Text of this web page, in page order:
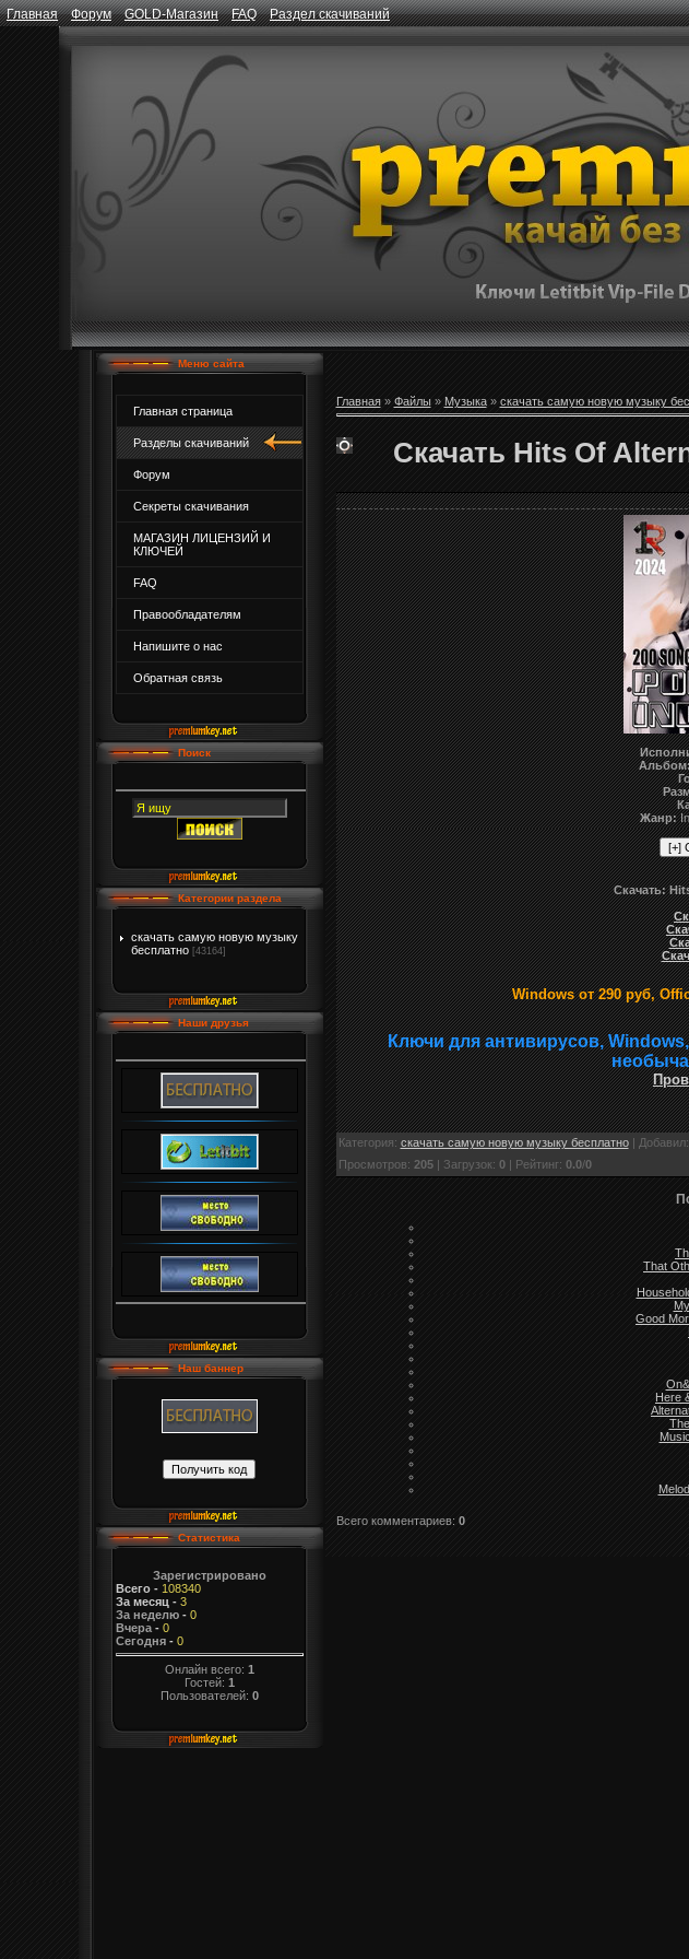
Главная Форум GOLD-Магазин FAQ Раздел скачиваний
Меню сайта
Главная страница
Разделы скачиваний
Форум
Секреты скачивания
МАГАЗИН ЛИЦЕНЗИЙ И
КЛЮЧЕЙ
FAQ
Правообладателям
Напишите о нас
Обратная связь
Поиск
Категории раздела
скачать самую новую музыку
бесплатно [43164]
Наши друзья
Наш баннер
Статистика
Зарегистрировано
Всего- 108340
За месяц - 3
За неделю- 0
Вчера- 0
Сегодня- 0
Онлайн всего: 1
Гостей: 1
Пользователей: 0
Главная» Файлы» Музыка» скачать самую новую музыку
Скачать Hits Of
Жанр:
Скачать:
Windows от 290 руб,
Ключи для антивирусов,
Категория: скачать самую новую музыку бесплатно| Добавил:
Просмотров: 205| Загрузок: 0| Рейтинг: 0.0/0
That
Good
Here
Всего комментариев: 0